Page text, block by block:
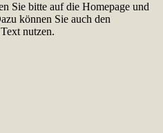
Sie bitte auf die Homepage und
können Sie auch den
nutzen.